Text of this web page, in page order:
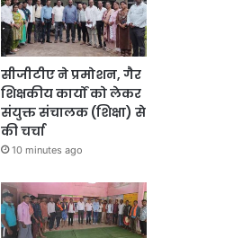
सीजीटीए ने प्रमोशन, गैर
शिक्षकीय कार्यों को लेकर
संयुक्त संचालक (शिक्षा) से
की चर्चा
10 minutes ago